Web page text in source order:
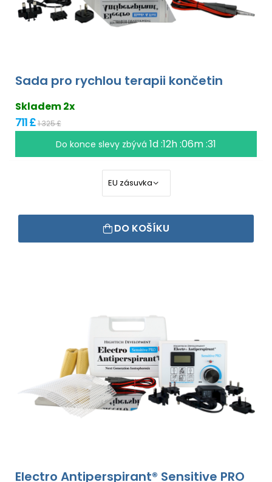
Sada pro rychlou terapii končetin
Skladem 2x
711 £1 325 £
Do konce slevy zbývá 1d :12h :06m :31
DO KOŠÍKU
Electro Antiperspirant® Sensitive PRO